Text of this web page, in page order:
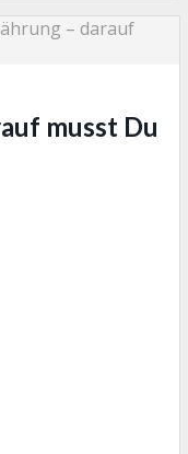
– darauf
musst Du